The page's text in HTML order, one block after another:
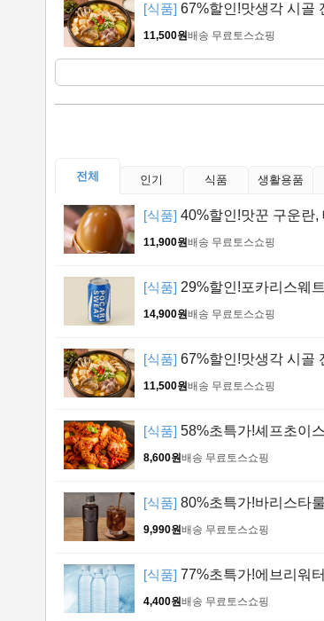
[식품] 67%할인!맛생각 시골
11,500원배송 무료토스쇼핑
전체 인기 식품 생활용품
[식품] 40%할인!맛꾼 구운란,
11,900원배송 무료토스쇼핑
[식품] 29%할인!포카리스웨
14,900원배송 무료토스쇼핑
[식품] 67%할인!맛생각 시골
11,500원배송 무료토스쇼핑
[식품] 58%초특가!셰프초이
8,600원배송 무료토스쇼핑
[식품] 80%초특가!바리스타
9,990원배송 무료토스쇼핑
[식품] 77%초특가!에브리워
4,400원배송 무료토스쇼핑